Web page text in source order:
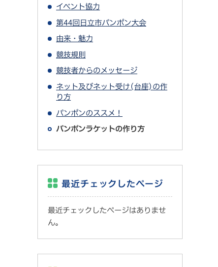
イベント協力
第44回日立市パンポン大会
由来・魅力
競技規則
競技者からのメッセージ
ネット及びネット受け(台座)の作
り方
パンポンのススメ！
パンポンラケットの作り方
最近チェックしたページ
最近チェックしたページはありませ
ん。